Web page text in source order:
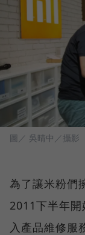
圖／ 吳晴中／攝影
為了讓米粉們
2011下半年
入產品維修服